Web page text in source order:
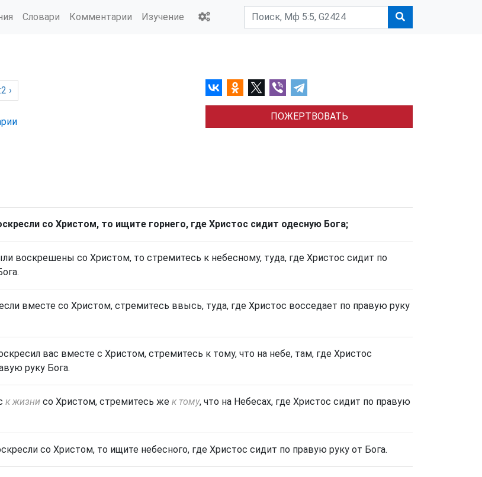
Словари Комментарии Изучение
›
ПОЖЕРТВОВАТЬ
со Христом, то ищите горнего, где Христос сидит одесную Бога;
воскрешены со Христом, то стремитесь к небесному, туда, где Христос сидит по
.
вместе со Христом, стремитесь ввысь, туда, где Христос восседает по правую руку
вас вместе с Христом, стремитесь к тому, что на небе, там, где Христос
руку Бога.
к жизни со Христом, стремитесь же к тому, что на Небесах, где Христос сидит по правую
со Христом, то ищите небесного, где Христос сидит по правую руку от Бога.